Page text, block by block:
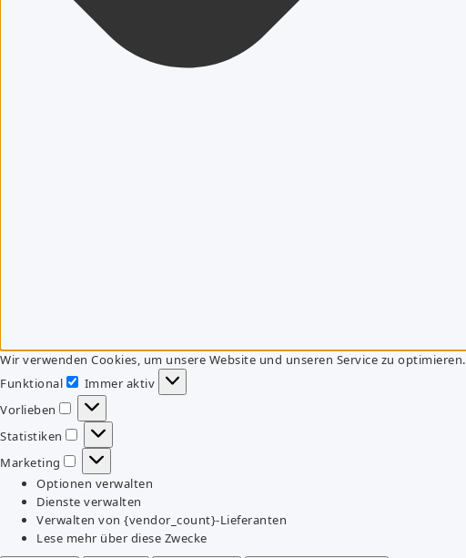
Wir verwenden Cookies, um unsere Website und unseren Service zu optimieren.
Funktional
Funktional
Immer aktiv
Vorlieben
Vorlieben
Statistiken
Statistiken
Marketing
Marketing
Optionen verwalten
Dienste verwalten
Verwalten von {vendor_count}-Lieferanten
Lese mehr über diese Zwecke